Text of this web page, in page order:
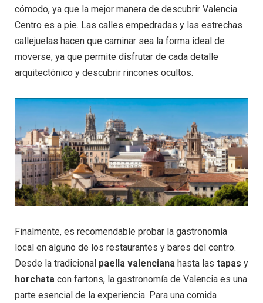
cómodo, ya que la mejor manera de descubrir Valencia
Centro es a pie. Las calles empedradas y las estrechas
callejuelas hacen que caminar sea la forma ideal de
moverse, ya que permite disfrutar de cada detalle
arquitectónico y descubrir rincones ocultos.
Finalmente, es recomendable probar la gastronomía
local en alguno de los restaurantes y bares del centro.
Desde la tradicional paella valenciana hasta las tapas y
horchata con fartons, la gastronomía de Valencia es una
parte esencial de la experiencia. Para una comida